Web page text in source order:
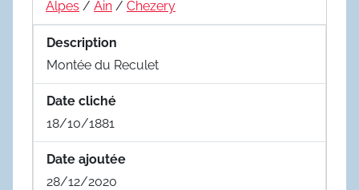
Alpes / Ain / Chezery
Description
Montée du Reculet
Date cliché
18/10/1881
Date ajoutée
28/12/2020